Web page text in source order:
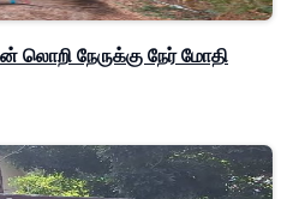
லொறி நேருக்கு நேர் மோதி